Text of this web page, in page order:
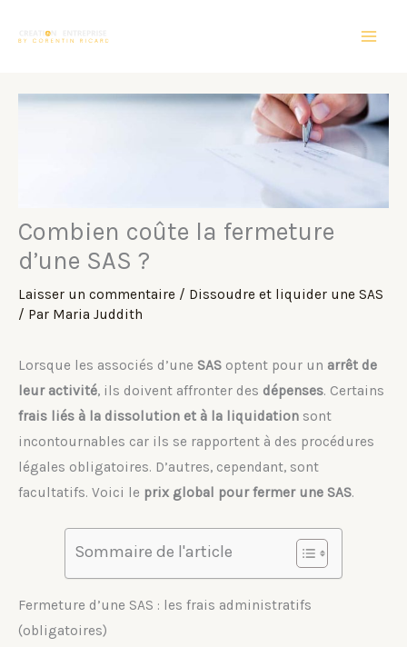
Combien coûte la fermeture
d’une SAS ?
Laisser un commentaire / Dissoudre et liquider une SAS
/ Par Maria Juddith
Lorsque les associés d’une SAS optent pour un arrêt de
leur activité, ils doivent affronter des dépenses. Certains
frais liés à la dissolution et à la liquidation sont
incontournables car ils se rapportent à des procédures
légales obligatoires. D’autres, cependant, sont
facultatifs. Voici le prix global pour fermer une SAS.
Sommaire de l'article
Fermeture d’une SAS : les frais administratifs
(obligatoires)